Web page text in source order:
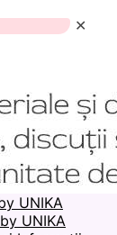
✕
UNIKA
UNIKA